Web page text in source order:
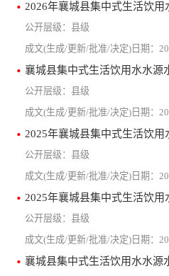
2026年襄城县集中式生活饮
县级
襄城县集中式生活饮用水水源
县级
2025年襄城县集中式生活饮
县级
2025年襄城县集中式生活饮
县级
襄城县集中式生活饮用水水源